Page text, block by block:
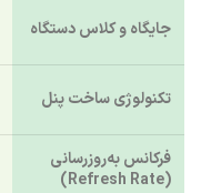
جایگاه و کلاس دستگاه
تکنولوژی ساخت پنل
فرکانس به‌روزرسانی
(Refresh Rate)